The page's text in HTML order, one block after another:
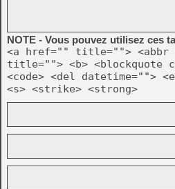
NOTE - Vous pouvez utilisez ces
<a href="" title=""> <abbr
title=""> <b> <blockquote
<code> <del datetime="">
<s> <strike> <strong>